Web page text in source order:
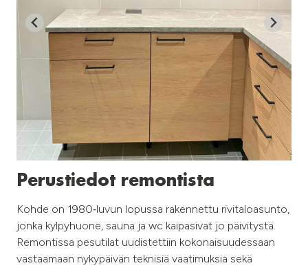
Perustiedot remontista
Kohde on 1980‑luvun lopussa rakennettu rivitaloasunto,
jonka kylpyhuone, sauna ja wc kaipasivat jo päivitystä.
Remontissa pesutilat uudistettiin kokonaisuudessaan
vastaamaan nykypäivän teknisiä vaatimuksia sekä